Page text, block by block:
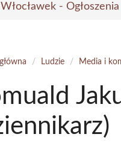
Włocławek -
/ Ludzie / Media i